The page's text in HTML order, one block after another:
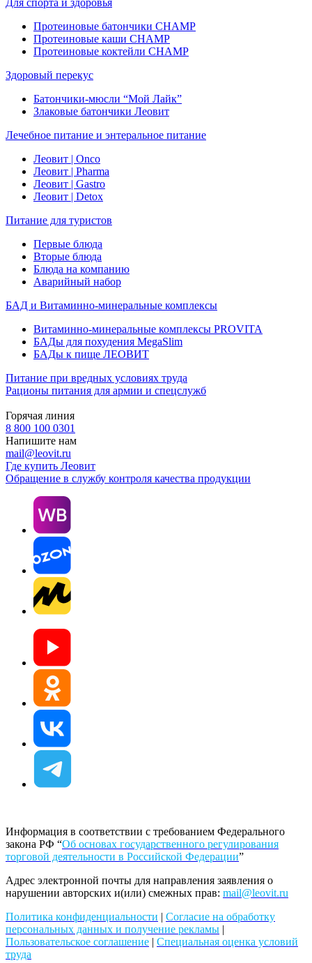
Для спорта и здоровья
Протеиновые батончики CHAMP
Протеиновые каши CHAMP
Протеиновые коктейли CHAMP
Здоровый перекус
Батончики-мюсли “Мой Лайк”
Злаковые батончики Леовит
Лечебное питание и энтеральное питание
Леовит | Onco
Леовит | Pharma
Леовит | Gastro
Леовит | Detox
Питание для туристов
Первые блюда
Вторые блюда
Блюда на компанию
Аварийный набор
БАД и Витаминно-минеральные комплексы
Витаминно-минеральные комплексы PROVITA
БАДы для похудения MegaSlim
БАДы к пище ЛЕОВИТ
Питание при вредных условиях труда
Рационы питания для армии и спецслужб
Горячая линия
8 800 100 0301
Напишите нам
mail@leovit.ru
Где купить Леовит
Обращение в службу контроля качества продукции
Информация в соответствии с требованием Федерального
закона РФ “Об основах государственного регулирования
торговой деятельности в Российской Федерации”
Адрес электронной почты для направления заявления о
нарушении авторских и(или) смежных прав: mail@leovit.ru
Политика конфиденциальности | Согласие на обработку
персональных данных и получение рекламы |
Пользовательское соглашение | Специальная оценка условий
труда